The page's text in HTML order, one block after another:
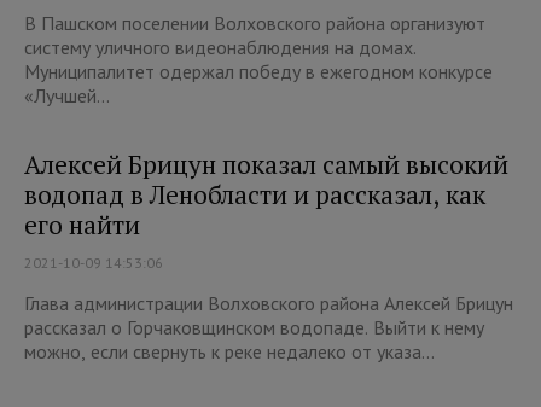
В Пашском поселении Волховского района организуют
систему уличного видеонаблюдения на домах.
Муниципалитет одержал победу в ежегодном конкурсе
«Лучшей...
Алексей Брицун показал самый высокий
водопад в Ленобласти и рассказал, как
его найти
2021-10-09 14:53:06
Глава администрации Волховского района Алексей Брицун
рассказал о Горчаковщинском водопаде. Выйти к нему
можно, если свернуть к реке недалеко от указа...